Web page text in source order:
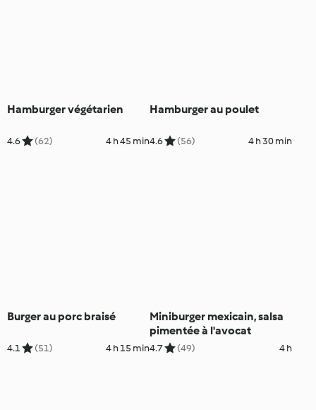
Hamburger végétarien
4.6 (62) 4 h 45 min
Hamburger au poulet
4.6 (56) 4 h 30 min
Burger au porc braisé
4.1 (51) 4 h 15 min
Miniburger mexicain, salsa
pimentée à l'avocat
4.7 (49) 4 h